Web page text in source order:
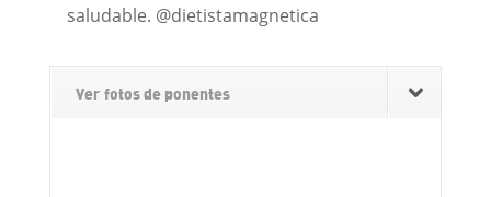
saludable. @dietistamagnetica
Ver fotos de ponentes